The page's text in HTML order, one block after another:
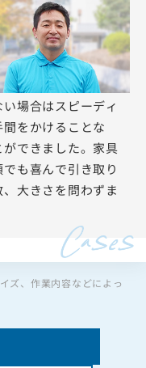
場合はスピーディ
をかけることな
できました。家具
も喜んで引き取り
大きさを問わずま
ズ、作業内容などによっ